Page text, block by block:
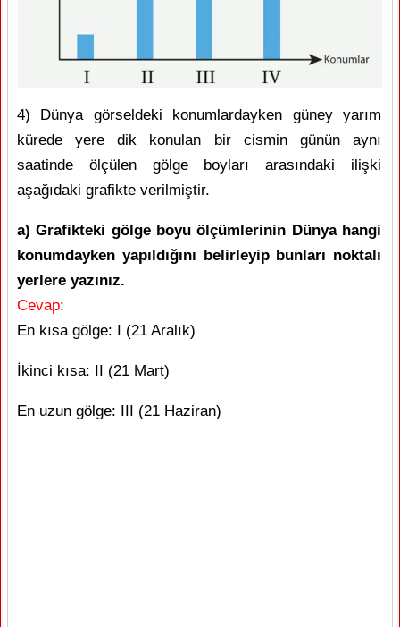
4) Dünya görseldeki konumlardayken güney yarım
kürede yere dik konulan bir cismin günün aynı
saatinde ölçülen gölge boyları arasındaki ilişki
aşağıdaki grafikte verilmiştir.
a) Grafikteki gölge boyu ölçümlerinin Dünya hangi
konumdayken yapıldığını belirleyip bunları noktalı
yerlere yazınız.
Cevap:
En kısa gölge: I (21 Aralık)
İkinci kısa: II (21 Mart)
En uzun gölge: III (21 Haziran)